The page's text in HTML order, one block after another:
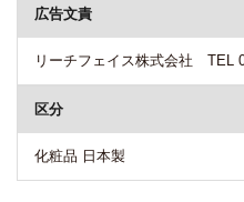
広告文責
リーチフェイス株式会社 TEL
区分
化粧品 日本製